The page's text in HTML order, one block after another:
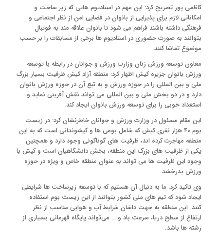
کاظمی پور تصریح کرد: این مهم در استادیوم هایی که زیر ساخت و
امکاناتی لازم برای پذیرایی از بانوان در فضایی امن از نظر اجتماعی و
فرهنگی داشته باشند فراهم می شود تا بانوان علاقه مند به فوتبال
بتوانند به صورت حضوری در استادیوم ها برخی از مسابقات را بر حسب
موضوع تماشا کنند.
معاون توسعه ورزش زنان وزارت ورزش و جوانان در رابطه با توسعه
ورزش بانوان جزیره کیش اظهار کرد: منطقه آزاد کیش ظرفیت بسیار بزرگ
ملی و بین المللی را در حوزه ورزش و به تبع آن در حوزه ورزش بانوان
دارد و در دو بخش ملی و بین المللی می تواند نقش آفرینی نماید و
استعداد خوبی را برای توسعه ورزش بانوان ایجاد کند.
این مقام مسئول در وزارت ورزش و جوانان خاطرنشان کرد: در زیست
بوم ۴۰ هزار نفری کیش که شامل بومی ها و کیشوندانی است که به این
منطقه مهاجرت کرده اند، ظرفیت های گوناگونی وجود دارد و همچنین
یکی از ظرفیت های بزرگ این منطقه، بخش دانشگاهیان است و کیش با
وجود این ظرفیت ها می تواند به عنوان منطقه خاص و ویژه در حوزه
ورزش بدرخشد.
وی تاکید کرد: ما به دنبال آن هستیم که با توسعه زیرساخت ها شرایطی
ایجاد شود که تیم های ملی کشور بتوانند از این زیست بوم استفاده
کنند. این منطقه به جهت داشان شرایط آب و هوایی مناسب از نظر
ارتفاع از سطح دریا، سرعت باد و … می‌تواند پایگاه قهرمانی بسیاری از
رشته ها باشد.